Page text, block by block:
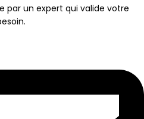
par un expert qui valide votre